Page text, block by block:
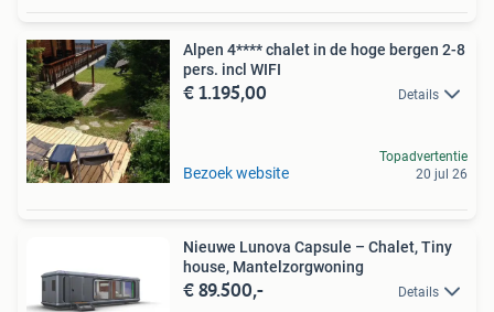
Alpen 4**** chalet in de hoge bergen 2-8
pers. incl WIFI
€ 1.195,00 Details
Bezoek website
Topadvertentie
20 jul 26
Nieuwe Lunova Capsule – Chalet, Tiny
house, Mantelzorgwoning
€ 89.500,- Details